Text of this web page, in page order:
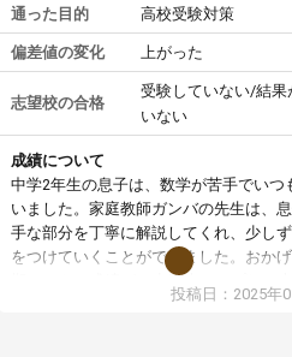
通った目的 高校受験対策
偏差値の変化 上がった
志望校の合格
受験していない/結果
いない
成績について
中学2年生の息子は、数学が苦手でいつ
いました。家庭教師ガンバの先生は、
手な部分を丁寧に解説してくれ、少し
をつけていくことができました。おか
期テストの成績が10点以上アップし、本
投稿日：2025年